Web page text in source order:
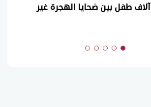
أزمة سبتة.. 10 آلاف طفل بين ضحايا الهجرة غير